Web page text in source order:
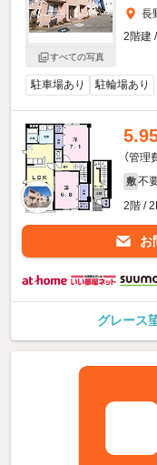
すべての写真
長
2階建
駐車場あり 駐輪場あり
（管理
敷 不
2階 /
お
グレース